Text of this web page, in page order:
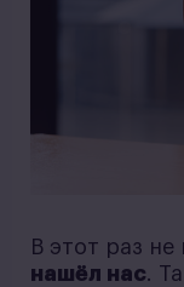
В этот раз
нашёл нас.